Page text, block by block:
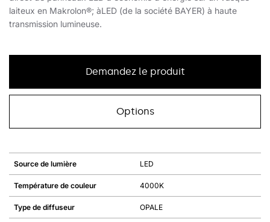
laiteux en Makrolon®; àLED (de la société BAYER) à haute
transmission lumineuse.
Demandez le produit
Options
Source de lumière LED
Température de couleur 4000K
Type de diffuseur OPALE